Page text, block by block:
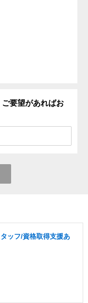
要望があればお
ッフ/資格取得支援あ